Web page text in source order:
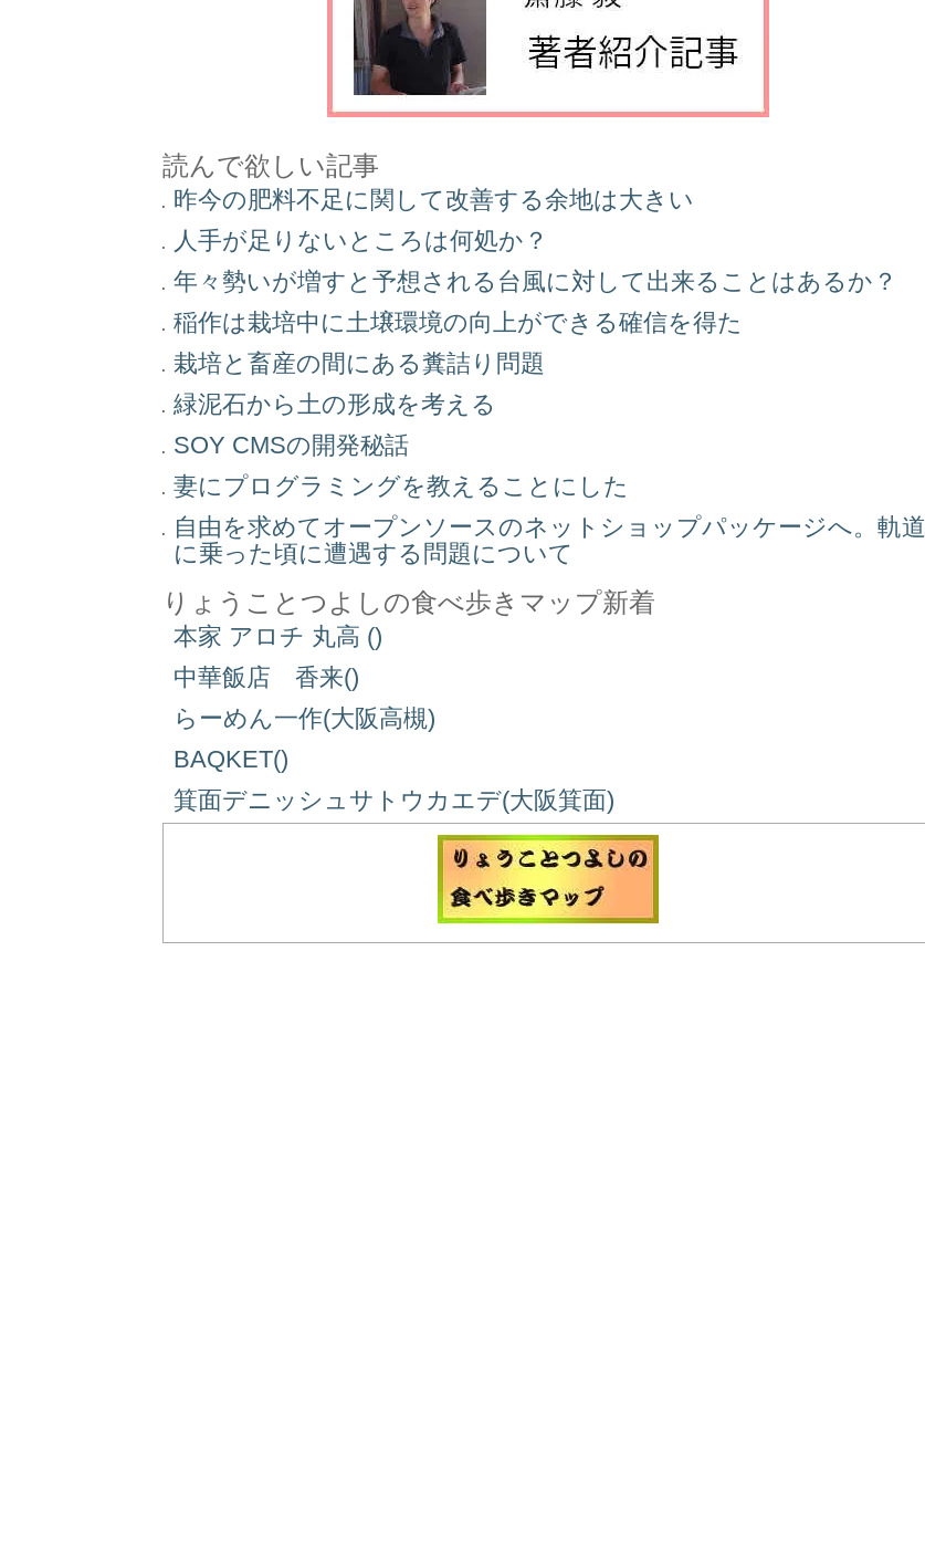
読んで欲しい記事
昨今の肥料不足に関して改善する余地は大きい
人手が足りないところは何処か？
年々勢いが増すと予想される台風に対して出来ることはあるか？
稲作は栽培中に土壌環境の向上ができる確信を得た
栽培と畜産の間にある糞詰り問題
緑泥石から土の形成を考える
SOY CMSの開発秘話
妻にプログラミングを教えることにした
自由を求めてオープンソースのネットショップパッケージへ。軌道
に乗った頃に遭遇する問題について
りょうことつよしの食べ歩きマップ新着
本家 アロチ 丸高 ()
中華飯店 香来()
らーめん一作(大阪高槻)
BAQKET()
箕面デニッシュサトウカエデ(大阪箕面)